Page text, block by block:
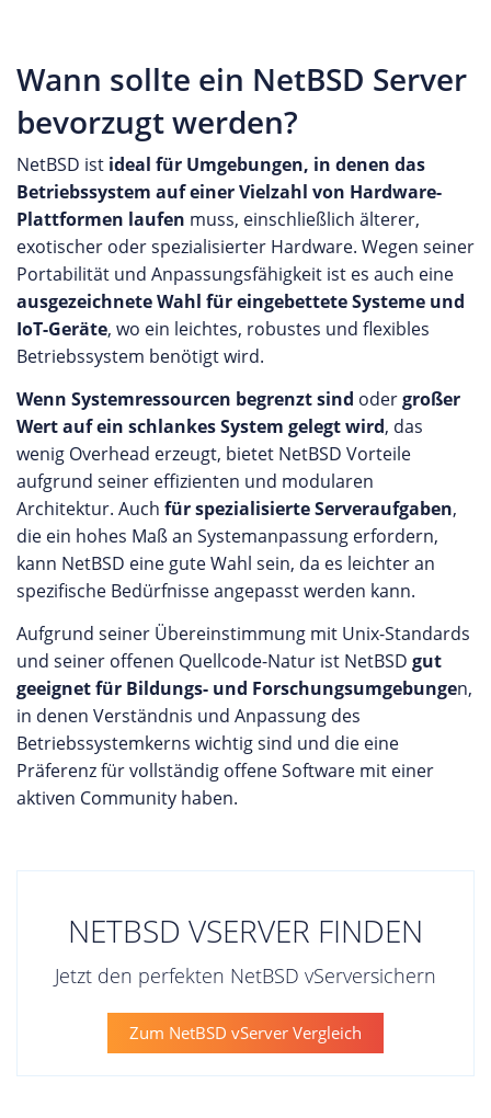
Wann sollte ein NetBSD Server
bevorzugt werden?
NetBSD ist ideal für Umgebungen, in denen das
Betriebssystem auf einer Vielzahl von Hardware-
Plattformen laufen muss, einschließlich älterer,
exotischer oder spezialisierter Hardware. Wegen seiner
Portabilität und Anpassungsfähigkeit ist es auch eine
ausgezeichnete Wahl für eingebettete Systeme und
IoT-Geräte, wo ein leichtes, robustes und flexibles
Betriebssystem benötigt wird.
Wenn Systemressourcen begrenzt sind odergroßer
Wert auf ein schlankes System gelegt wird, das
wenig Overhead erzeugt, bietet NetBSD Vorteile
aufgrund seiner effizienten und modularen
Architektur. Auch für spezialisierte Serveraufgaben,
die ein hohes Maß an Systemanpassung erfordern,
kann NetBSD eine gute Wahl sein, da es leichter an
spezifische Bedürfnisse angepasst werden kann.
Aufgrund seiner Übereinstimmung mit Unix-Standards
und seiner offenen Quellcode-Natur ist NetBSD gut
geeignet für Bildungs- und Forschungsumgebungen,
in denen Verständnis und Anpassung des
Betriebssystemkerns wichtig sind und die eine
Präferenz für vollständig offene Software mit einer
aktiven Community haben.
NETBSD VSERVER FINDEN
Jetzt den perfekten NetBSD vServersichern
Zum NetBSD vServer Vergleich